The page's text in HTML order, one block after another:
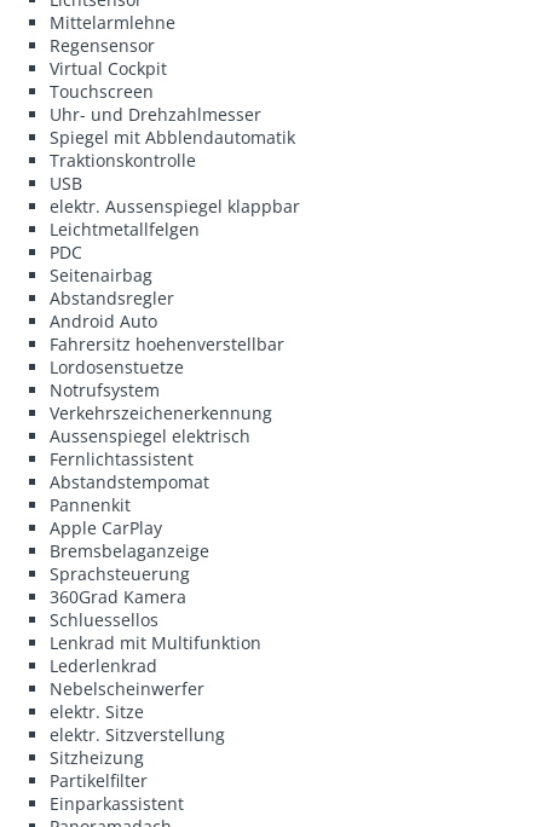
Mittelarmlehne
Regensensor
Virtual Cockpit
Touchscreen
Uhr- und Drehzahlmesser
Spiegel mit Abblendautomatik
Traktionskontrolle
USB
elektr. Aussenspiegel klappbar
Leichtmetallfelgen
PDC
Seitenairbag
Abstandsregler
Android Auto
Fahrersitz hoehenverstellbar
Lordosenstuetze
Notrufsystem
Verkehrszeichenerkennung
Aussenspiegel elektrisch
Fernlichtassistent
Abstandstempomat
Pannenkit
Apple CarPlay
Bremsbelaganzeige
Sprachsteuerung
360Grad Kamera
Schluessellos
Lenkrad mit Multifunktion
Lederlenkrad
Nebelscheinwerfer
elektr. Sitze
elektr. Sitzverstellung
Sitzheizung
Partikelfilter
Einparkassistent